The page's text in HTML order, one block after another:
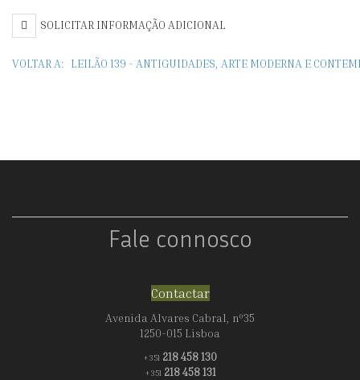
SOLICITAR INFORMAÇÃO ADICIONAL
VOLTAR A: LEILÃO 139 - ANTIGUIDADES, ARTE MODERNA E
Fale connosco
Contactar
Avenida Alvares Cabral, nº35
1250-015 Lisboa
+351 218 458 130
+351 218 458 131